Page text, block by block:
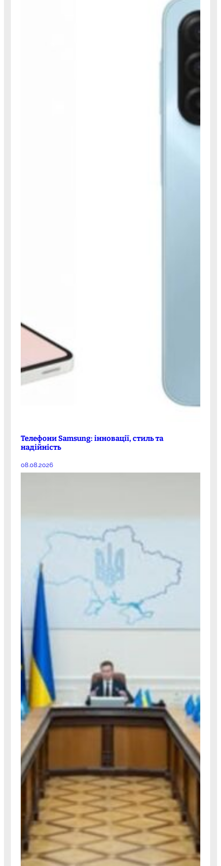
Телефони Samsung: інновації, стиль та
надійність
08.08.2026